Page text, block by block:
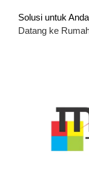
Solusi untuk
Datang ke